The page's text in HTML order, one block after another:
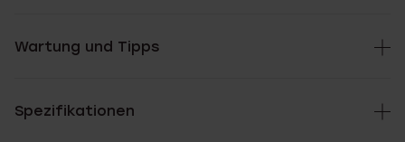
Wartung und Tipps
Spezifikationen